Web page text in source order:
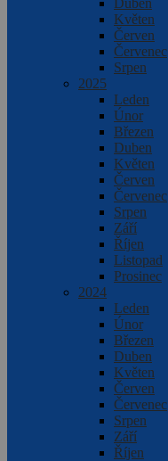
Duben
Květen
Červen
Červenec
Srpen
2025
Leden
Únor
Březen
Duben
Květen
Červen
Červenec
Srpen
Září
Říjen
Listopad
Prosinec
2024
Leden
Únor
Březen
Duben
Květen
Červen
Červenec
Srpen
Září
Říjen